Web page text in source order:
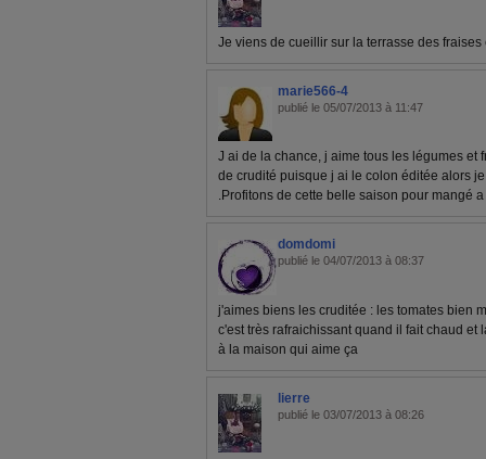
Je viens de cueillir sur la terrasse des fraises
marie566-4
publié le 05/07/2013 à 11:47
J ai de la chance, j aime tous les légumes et
de crudité puisque j ai le colon éditée alors
.Profitons de cette belle saison pour mangé
domdomi
publié le 04/07/2013 à 08:37
j'aimes biens les cruditée : les tomates bien
c'est très rafraichissant quand il fait chaud et
à la maison qui aime ça
lierre
publié le 03/07/2013 à 08:26